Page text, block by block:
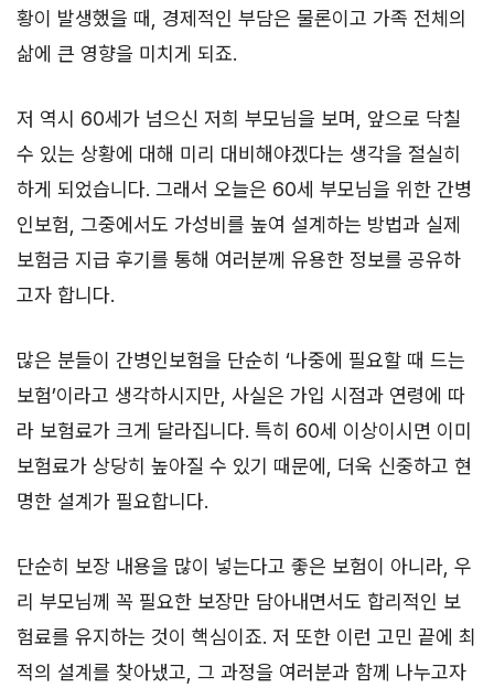
황이 발생했을 때, 경제적인 부담은 물론이고 가족 전체의
삶에 큰 영향을 미치게 되죠.
저 역시 60세가 넘으신 저희 부모님을 보며, 앞으로 닥칠
수 있는 상황에 대해 미리 대비해야겠다는 생각을 절실히
하게 되었습니다. 그래서 오늘은 60세 부모님을 위한 간병
인보험, 그중에서도 가성비를 높여 설계하는 방법과 실제
보험금 지급 후기를 통해 여러분께 유용한 정보를 공유하
고자 합니다.
많은 분들이 간병인보험을 단순히 ‘나중에 필요할 때 드는
보험’이라고 생각하시지만, 사실은 가입 시점과 연령에 따
라 보험료가 크게 달라집니다. 특히 60세 이상이시면 이미
보험료가 상당히 높아질 수 있기 때문에, 더욱 신중하고 현
명한 설계가 필요합니다.
단순히 보장 내용을 많이 넣는다고 좋은 보험이 아니라, 우
리 부모님께 꼭 필요한 보장만 담아내면서도 합리적인 보
험료를 유지하는 것이 핵심이죠. 저 또한 이런 고민 끝에 최
적의 설계를 찾아냈고, 그 과정을 여러분과 함께 나누고자